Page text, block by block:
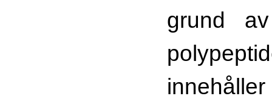
grund